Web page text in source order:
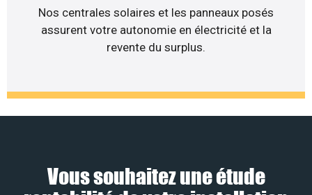
Nos centrales solaires et les panneaux posés
assurent votre autonomie en électricité et la
revente du surplus.
Vous souhaitez une étude